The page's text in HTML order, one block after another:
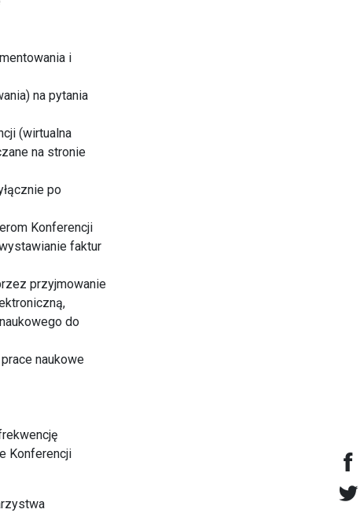
i
na pytania
(wirtualna
na stronie
po
Konferencji
faktur
przyjmowanie
do
naukowe
Konferencji